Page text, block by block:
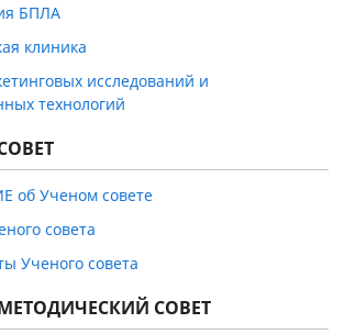
БПЛА
клиника
исследований и
технологий
об Ученом совете
совета
Ученого совета
СОВЕТ